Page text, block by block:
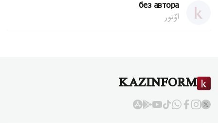
без автора
اۆتور
KAZINFORM